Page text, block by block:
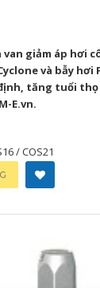
van giảm áp hơi
và bẫy
tăng tuổi
E.vn.
/ COS21